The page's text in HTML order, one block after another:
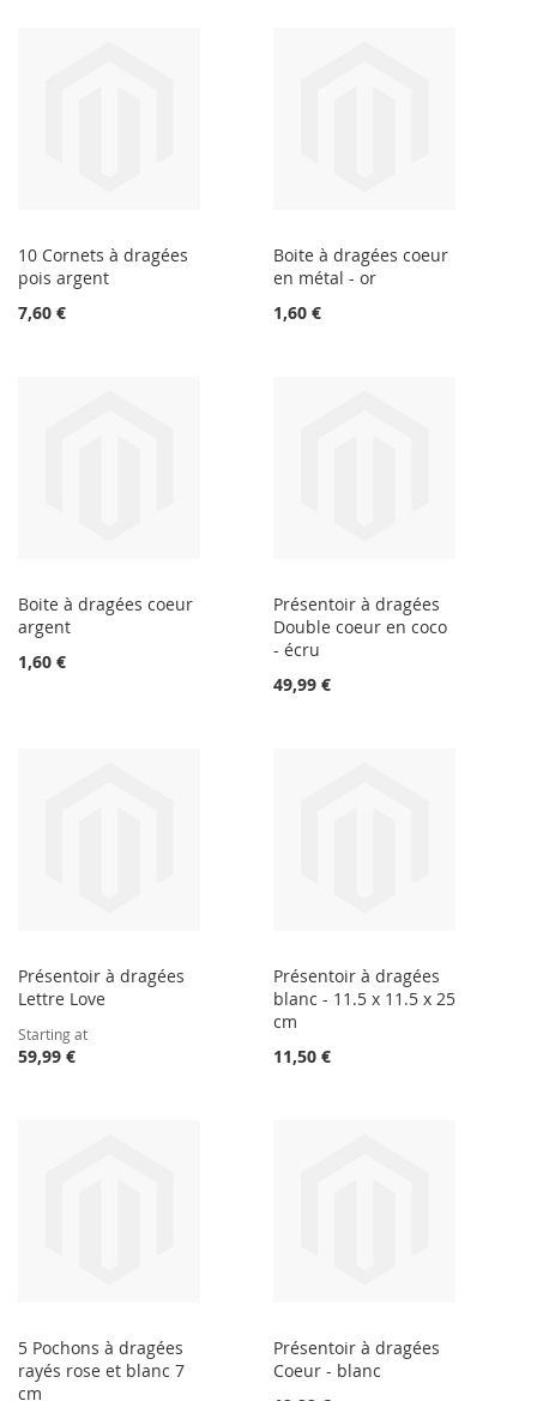
10 Cornets à dragées
pois argent
7,60 €
Boite à dragées coeur
en métal - or
1,60 €
Boite à dragées coeur
argent
1,60 €
Présentoir à dragées
Double coeur en coco
- écru
49,99 €
Présentoir à dragées
Lettre Love
Starting at
59,99 €
Présentoir à dragées
blanc - 11.5 x 11.5 x 25
cm
11,50 €
5 Pochons à dragées
rayés rose et blanc 7
cm
Présentoir à dragées
Coeur - blanc